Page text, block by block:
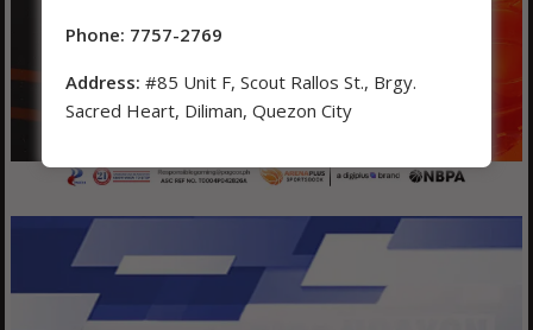
Phone: 7757-2769
Address: #85 Unit F, Scout Rallos St., Brgy.
Sacred Heart, Diliman, Quezon City